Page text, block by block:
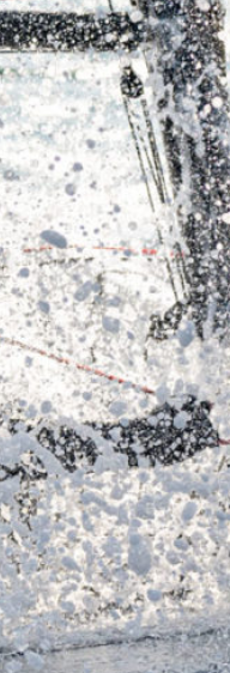
Records,Trophée Jules Verne
Edmond de